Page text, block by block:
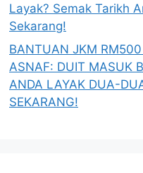
Layak? Semak Tarikh
Sekarang!
BANTUAN JKM
ASNAF: DUIT MASUK
ANDA LAYAK DUA-
SEKARANG!